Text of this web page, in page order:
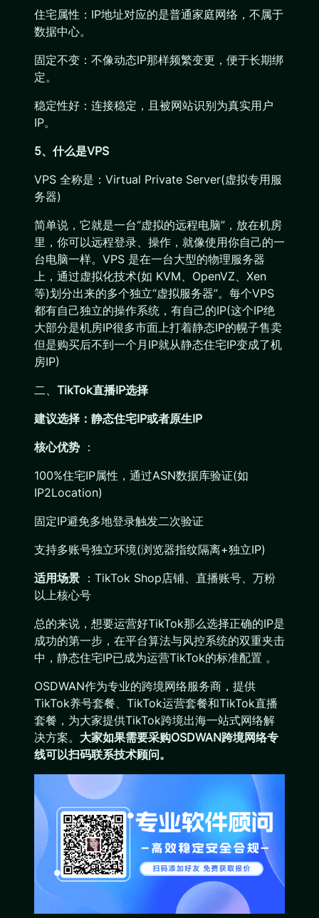
住宅属性：IP地址对应的是普通家庭网络，不属于
数据中心。
固定不变：不像动态IP那样频繁变更，便于长期绑
定。
稳定性好：连接稳定，且被网站识别为真实用户
IP。
5、什么是VPS
VPS 全称是：Virtual Private Server(虚拟专用服
务器)
简单说，它就是一台“虚拟的远程电脑”，放在机房
里，你可以远程登录、操作，就像使用你自己的一
台电脑一样。VPS 是在一台大型的物理服务器
上，通过虚拟化技术(如 KVM、OpenVZ、Xen
等)划分出来的多个独立“虚拟服务器”。每个VPS
都有自己独立的操作系统，有自己的IP(这个IP绝
大部分是机房IP很多市面上打着静态IP的幌子售卖
但是购买后不到一个月IP就从静态住宅IP变成了机
房IP)
二、 TikTok直播IP选择
建议选择：静态住宅IP或者原生IP
核心优势 ：
100%住宅IP属性，通过ASN数据库验证(如
IP2Location)
固定IP避免多地登录触发二次验证
支持多账号独立环境(浏览器指纹隔离+独立IP)
适用场景 ：TikTok Shop店铺、直播账号、万粉
以上核心号
总的来说，想要运营好TikTok那么选择正确的IP是
成功的第一步，在平台算法与风控系统的双重夹击
中，静态住宅IP已成为运营TikTok的标准配置 。
OSDWAN作为专业的跨境网络服务商，提供
TikTok养号套餐、TikTok运营套餐和TikTok直播
套餐，为大家提供TikTok跨境出海一站式网络解
决方案。 大家如果需要采购OSDWAN跨境网络专
线可以扫码联系技术顾问。